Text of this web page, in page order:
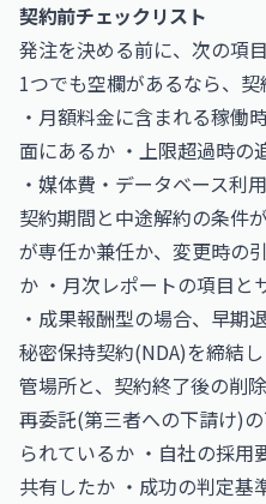
契約前チェックリスト
発注を決める前に、次の項
1つでも空欄があるなら、契
・月額料金に含まれる稼働
面にあるか ・上限超過時の
・媒体費・データベース利
契約期間と中途解約の条件
が専任か兼任か、変更時の
か ・月次レポートの項目と
・成果報酬型の場合、早期
秘密保持契約(NDA)を締結
管場所と、契約終了後の削
再委託(第三者への下請け)
られているか ・自社の採用
共有したか ・成功の判定基